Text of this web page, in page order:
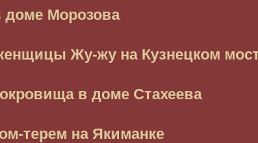
Морозова
Жу-жу на Кузнецком
в доме Стахеева
терем на Якиманке